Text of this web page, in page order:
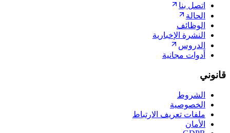
اتصل بنا
الحالة
الوظائف
النشرة الإخبارية
الدروس
أدوات مجانية
قانوني
الشروط
الخصوصية
ملفات تعريف الارتباط
الأمان